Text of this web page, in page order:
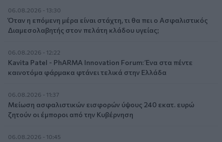
06.08.2026 - 13:30
Όταν η επόμενη μέρα είναι στάχτη, τι θα πει ο Ασφαλιστικός
Διαμεσολαβητής στον πελάτη κλάδου υγείας;
06.08.2026 - 12:22
Kavita Patel - PhARMA Innovation Forum: Ένα στα πέντε
καινοτόμα φάρμακα φτάνει τελικά στην Ελλάδα
06.08.2026 - 11:37
Μείωση ασφαλιστικών εισφορών ύψους 240 εκατ. ευρώ
ζητούν οι έμποροι από την Κυβέρνηση
06.08.2026 - 10:45